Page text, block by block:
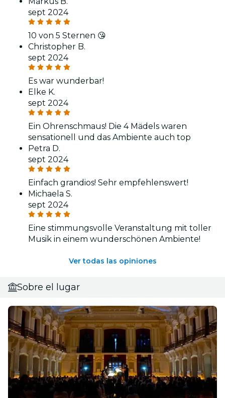
sept 2024
10 von 5 Sternen 😘
Christopher B.
sept 2024
Es war wunderbar!
Elke K.
sept 2024
Ein Ohrenschmaus! Die 4 Mädels waren
sensationell und das Ambiente auch top
Petra D.
sept 2024
Einfach grandios! Sehr empfehlenswert!
Michaela S.
sept 2024
Eine stimmungsvolle Veranstaltung mit toller
Musik in einem wunderschönen Ambiente!
Ver todas las opiniones
Sobre el lugar